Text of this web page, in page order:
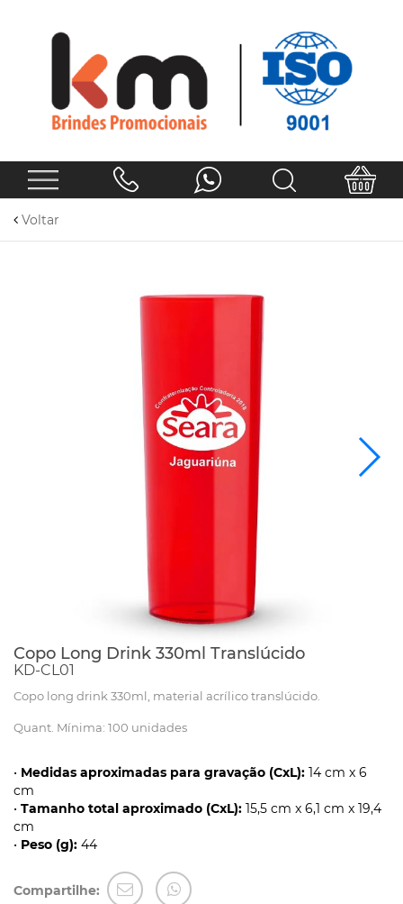
Voltar
Copo Long Drink 330ml Translúcido
KD-CL01
Copo long drink 330ml, material acrílico translúcido.
Quant. Mínima: 100 unidades
• Medidas aproximadas para gravação (CxL): 14 cm x 6
cm
• Tamanho total aproximado (CxL): 15,5 cm x 6,1 cm x 19,4
cm
• Peso (g): 44
Compartilhe: